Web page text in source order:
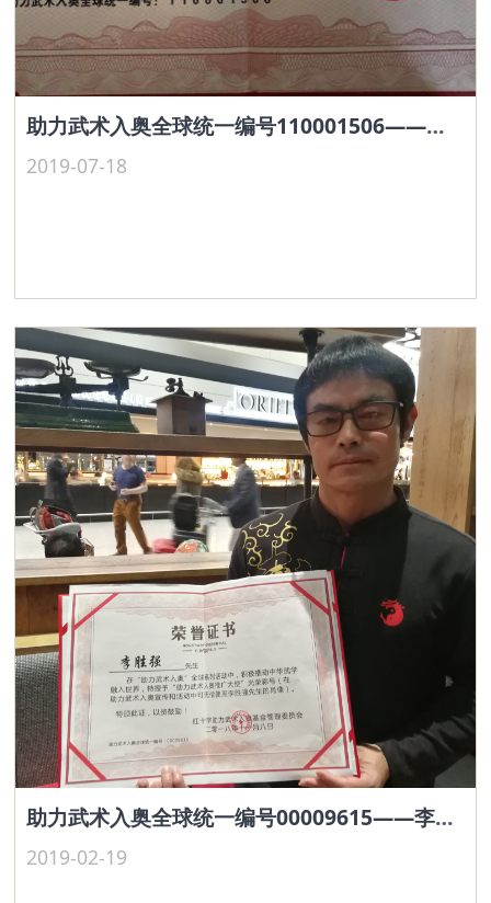
助力武术入奥全球统一编号110001506——刘涔
2019-07-18
助力武术入奥全球统一编号00009615——李胜强
2019-02-19